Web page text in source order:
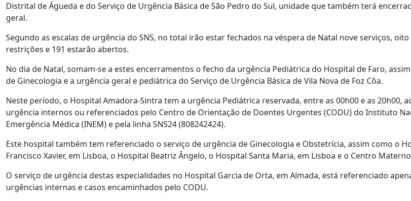
Distrital de Águeda e do Serviço de Urgência Básica de São Pedro do Sul, unidade que também terá
geral.
Segundo as escalas de urgência do SNS, no total irão estar fechados na véspera de Natal nove serviços,
restrições e 191 estarão abertos.
No dia de Natal, somam-se a estes encerramentos o fecho da urgência Pediátrica do Hospital de Faro,
de Ginecologia e a urgência geral e pediátrica do Serviço de Urgência Básica de Vila Nova de Foz Côa.
Neste período, o Hospital Amadora-Sintra tem a urgência Pediátrica reservada, entre as 00h00 e as 20h00,
urgência internos ou referenciados pelo Centro de Orientação de Doentes Urgentes (CODU) do Instituto
Emergência Médica (INEM) e pela linha SNS24 (808242424).
Este hospital também tem referenciado o serviço de urgência de Ginecologia e Obstetrícia, assim como o
Francisco Xavier, em Lisboa, o Hospital Beatriz Ângelo, o Hospital Santa Maria, em Lisboa e o Centro
O serviço de urgência destas especialidades no Hospital Garcia de Orta, em Almada, está referenciado
urgências internas e casos encaminhados pelo CODU.